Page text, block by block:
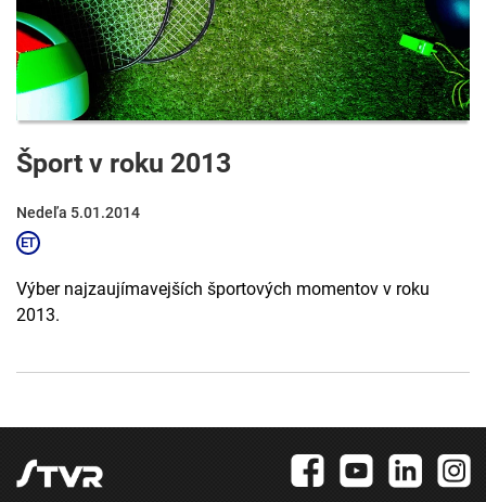
Šport v roku 2013
Nedeľa 5.01.2014
Výber najzaujímavejších športových momentov v roku
2013.